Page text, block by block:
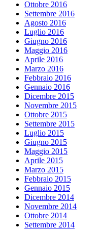
Ottobre 2016
Settembre 2016
Agosto 2016
Luglio 2016
Giugno 2016
Maggio 2016
Aprile 2016
Marzo 2016
Febbraio 2016
Gennaio 2016
Dicembre 2015
Novembre 2015
Ottobre 2015
Settembre 2015
Luglio 2015
Giugno 2015
Maggio 2015
Aprile 2015
Marzo 2015
Febbraio 2015
Gennaio 2015
Dicembre 2014
Novembre 2014
Ottobre 2014
Settembre 2014